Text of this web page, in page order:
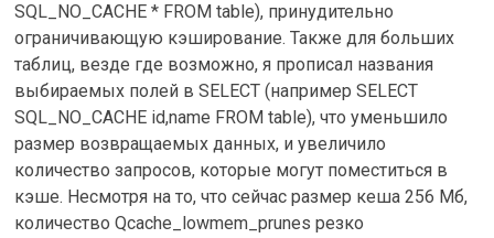
SQL_NO_CACHE * FROM table), принудительно
ограничивающую кэширование. Также для больших
таблиц, везде где возможно, я прописал названия
выбираемых полей в SELECT (например SELECT
SQL_NO_CACHE id,name FROM table), что уменьшило
размер возвращаемых данных, и увеличило
количество запросов, которые могут поместиться в
кэше. Несмотря на то, что сейчас размер кеша 256 Мб,
количество Qcache_lowmem_prunes резко